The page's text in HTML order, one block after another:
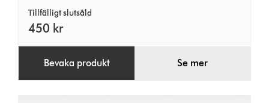
Tillfälligt slutsåld
450 kr
Bevaka produkt Se mer